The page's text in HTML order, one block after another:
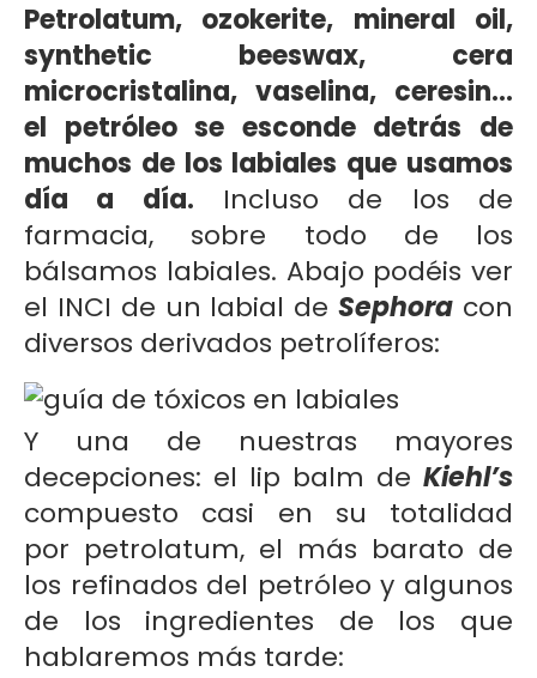
Petrolatum, ozokerite, mineral oil,
synthetic beeswax, cera
microcristalina, vaselina, ceresin…
el petróleo se esconde detrás de
muchos de los labiales que usamos
día a día. Incluso de los de
farmacia, sobre todo de los
bálsamos labiales. Abajo podéis ver
el INCI de un labial deSephora con
diversos derivados petrolíferos:
Y una de nuestras mayores
decepciones: el lip balm de Kiehl’s
compuesto casi en su totalidad
por petrolatum, el más barato de
los refinados del petróleo y algunos
de los ingredientes de los que
hablaremos más tarde: